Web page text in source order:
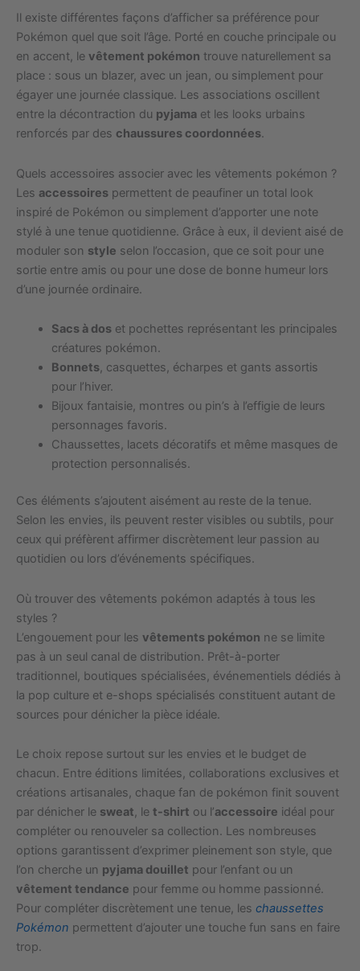
Il existe différentes façons d’afficher sa préférence pour
Pokémon quel que soit l’âge. Porté en couche principale ou
en accent, le vêtement pokémon trouve naturellement sa
place : sous un blazer, avec un jean, ou simplement pour
égayer une journée classique. Les associations oscillent
entre la décontraction du pyjama et les looks urbains
renforcés par des chaussures coordonnées.
Quels accessoires associer avec les vêtements pokémon ?
Les accessoires permettent de peaufiner un total look
inspiré de Pokémon ou simplement d’apporter une note
stylé à une tenue quotidienne. Grâce à eux, il devient aisé de
moduler son style selon l’occasion, que ce soit pour une
sortie entre amis ou pour une dose de bonne humeur lors
d’une journée ordinaire.
Sacs à doset pochettes représentant les principales
créatures pokémon.
Bonnets, casquettes, écharpes et gants assortis
pour l’hiver.
Bijoux fantaisie, montres ou pin’s à l’effigie de leurs
personnages favoris.
Chaussettes, lacets décoratifs et même masques de
protection personnalisés.
Ces éléments s’ajoutent aisément au reste de la tenue.
Selon les envies, ils peuvent rester visibles ou subtils, pour
ceux qui préfèrent affirmer discrètement leur passion au
quotidien ou lors d’événements spécifiques.
Où trouver des vêtements pokémon adaptés à tous les
styles ?
L’engouement pour les vêtements pokémon ne se limite
pas à un seul canal de distribution. Prêt-à-porter
traditionnel, boutiques spécialisées, événementiels dédiés à
la pop culture et e-shops spécialisés constituent autant de
sources pour dénicher la pièce idéale.
Le choix repose surtout sur les envies et le budget de
chacun. Entre éditions limitées, collaborations exclusives et
créations artisanales, chaque fan de pokémon finit souvent
par dénicher le sweat, le t-shirt ou l’accessoire idéal pour
compléter ou renouveler sa collection. Les nombreuses
options garantissent d’exprimer pleinement son style, que
l’on cherche un pyjama douillet pour l’enfant ou un
vêtement tendance pour femme ou homme passionné.
Pour compléter discrètement une tenue, les chaussettes
Pokémon permettent d’ajouter une touche fun sans en faire
trop.